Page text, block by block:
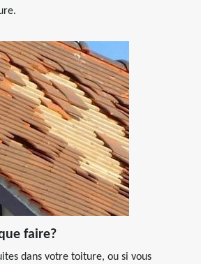
faire?
dans votre toiture, ou si vous